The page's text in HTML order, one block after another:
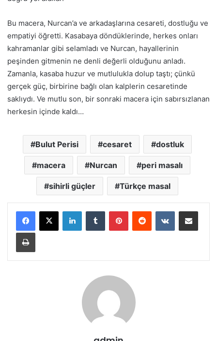
Bu macera, Nurcan’a ve arkadaşlarına cesareti, dostluğu ve
empatiyi öğretti. Kasabaya döndüklerinde, herkes onları
kahramanlar gibi selamladı ve Nurcan, hayallerinin
peşinden gitmenin ne denli değerli olduğunu anladı.
Zamanla, kasaba huzur ve mutlulukla dolup taştı; çünkü
gerçek güç, birbirine bağlı olan kalplerin cesaretinde
saklıydı. Ve mutlu son, bir sonraki macera için sabırsızlanan
herkesin içinde kaldı…
Bulut Perisi cesaret dostluk
macera Nurcan peri masalı
sihirli güçler Türkçe masal
LinkedInTumblr PinterestReddit VKontakteE-Posta ile paylaş
Yazdır